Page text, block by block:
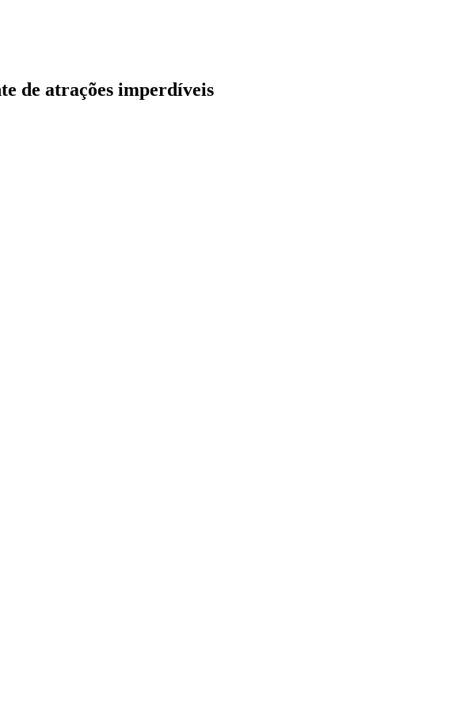
de atrações imperdíveis